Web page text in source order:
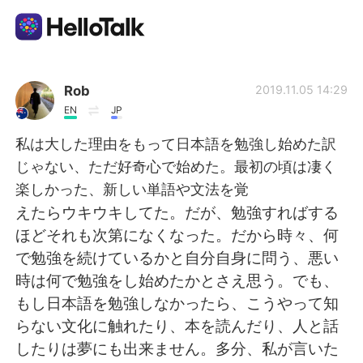
Language Exchange App
AI Grammar Checker
English
简体中文 繁體中文
Español العربية
Français Deutsch
Rob
EN JP
2019.11.05 14:29
私は大した理由をもって日本語を勉強し始めた訳
じゃない、ただ好奇心で始めた。最初の頃は凄く
楽しかった、新しい単語や文法を覚
えたらウキウキしてた。だが、勉強すればする
ほどそれも次第になくなった。だから時々、何
で勉強を続けているかと自分自身に問う、悪い
時は何で勉強をし始めたかとさえ思う。でも、
もし日本語を勉強しなかったら、こうやって知
らない文化に触れたり、本を読んだり、人と話
したりは夢にも出来ません。多分、私が言いた